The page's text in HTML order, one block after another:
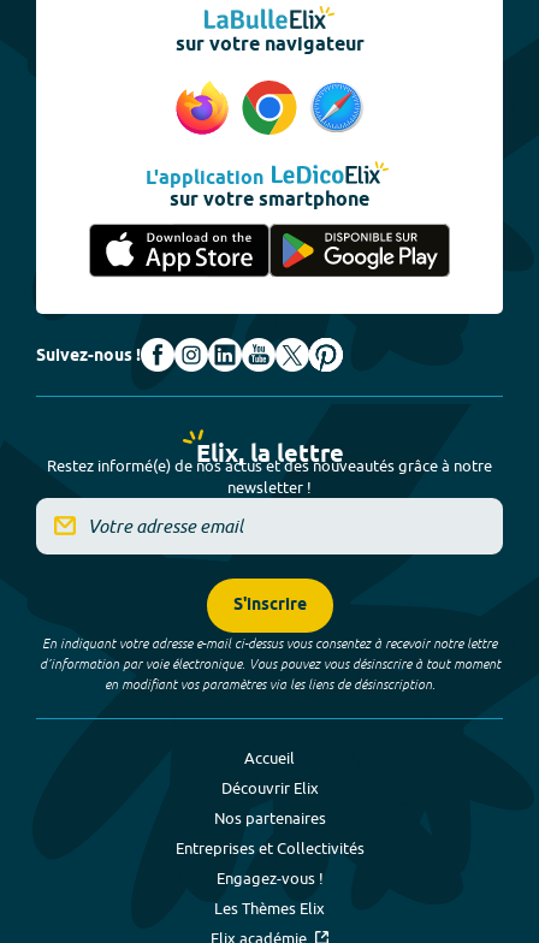
sur votre navigateur
L'application
sur votre smartphone
Suivez-nous !
Elix, la lettre
Restez informé(e) de nos actus et des nouveautés grâce à notre
newsletter !
S'inscrire
En indiquant votre adresse e-mail ci-dessus vous consentez à recevoir notre lettre
d’information par voie électronique. Vous pouvez vous désinscrire à tout moment
en modifiant vos paramètres via les liens de désinscription.
Accueil
Découvrir Elix
Nos partenaires
Entreprises et Collectivités
Engagez-vous !
Les Thèmes Elix
Elix académie